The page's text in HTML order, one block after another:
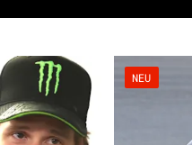
NEU